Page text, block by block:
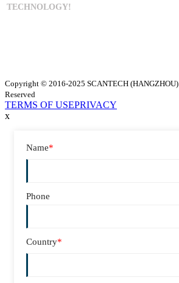
Copyright © 2016-2025 SCANTECH
Reserved
TERMS OF USEPRIVACY
x
Name*
Phone
Country*